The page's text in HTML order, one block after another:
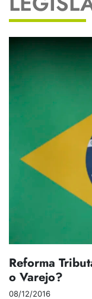
Reforma
o Varejo?
08/12/2016